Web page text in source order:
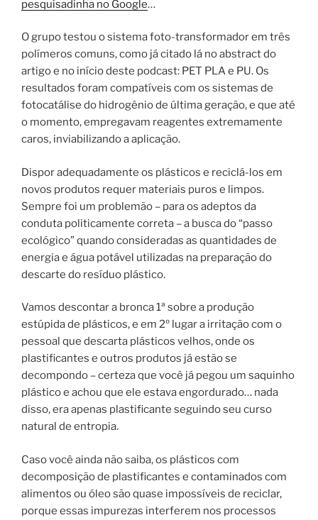
pesquisadinha no Google…
O grupo testou o sistema foto-transformador em três
polímeros comuns, como já citado lá no abstract do
artigo e no início deste podcast: PET PLA e PU. Os
resultados foram compatíveis com os sistemas de
fotocatálise do hidrogênio de última geração, e que até
o momento, empregavam reagentes extremamente
caros, inviabilizando a aplicação.
Dispor adequadamente os plásticos e reciclá-los em
novos produtos ​​requer materiais puros e limpos.
Sempre foi um problemão – para os adeptos da
conduta politicamente correta – a busca do “passo
ecológico” quando consideradas as quantidades de
energia e água potável utilizadas na preparação do
descarte do resíduo plástico.
Vamos descontar a bronca 1ª sobre a produção
estúpida de plásticos, e em 2º lugar a irritação com o
pessoal que descarta plásticos velhos, onde os
plastificantes e outros produtos já estão se
decompondo – certeza que você já pegou um saquinho
plástico e achou que ele estava engordurado… nada
disso, era apenas plastificante seguindo seu curso
natural de entropia.
Caso você ainda não saiba, os plásticos com
decomposição de plastificantes e contaminados com
alimentos ou óleo são quase impossíveis de reciclar,
porque essas impurezas interferem nos processos